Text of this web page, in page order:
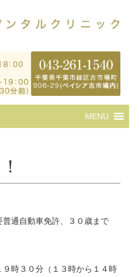
へ
ス
プ
MENU
通自動車免許、３０歳まで
時３０分（１３時から１４時